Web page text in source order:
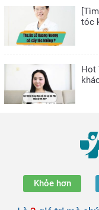
tóc
Hot
Khỏe hơn